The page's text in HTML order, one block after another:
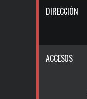
DIRECCIÓN
ACCESOS